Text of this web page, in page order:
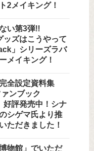
2メイキング！
い第3弾!!
ッズはこうやって
」シリーズラバ
メイキング！
全設定資料集
ンブック
好評発売中！シナ
シゲマ氏より推
ただきました！
物館」でいただ